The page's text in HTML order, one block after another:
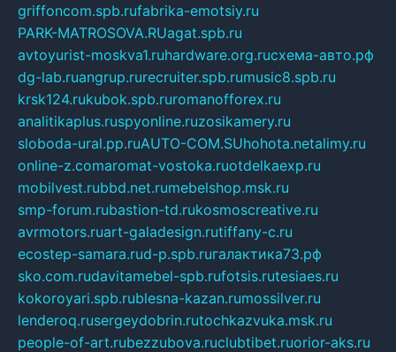
griffoncom.spb.rufabrika-emotsiy.ru
PARK-MATROSOVA.RUagat.spb.ru
avtoyurist-moskva1.ruhardware.org.ruсхема-авто.рф
dg-lab.ruangrup.rurecruiter.spb.rumusic8.spb.ru
krsk124.rukubok.spb.ruromanofforex.ru
analitikaplus.ruspyonline.ruzosikamery.ru
sloboda-ural.pp.ruAUTO-COM.SUhohota.netalimy.ru
online-z.comaromat-vostoka.ruotdelkaexp.ru
mobilvest.rubbd.net.rumebelshop.msk.ru
smp-forum.rubastion-td.rukosmoscreative.ru
avrmotors.ruart-galadesign.rutiffany-c.ru
ecostep-samara.rud-p.spb.ruгалактика73.рф
sko.com.rudavitamebel-spb.rufotsis.rutesiaes.ru
kokoroyari.spb.rublesna-kazan.rumossilver.ru
lenderoq.rusergeydobrin.rutochkazvuka.msk.ru
people-of-art.rubezzubova.ruclubtibet.ruorior-aks.ru